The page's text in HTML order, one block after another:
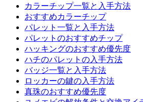
カラーチップ一覧と入手方法
おすすめカラーチップ
パレット一覧と入手方法
パレットのおすすめチップ
ハッキングのおすすめ優先度
ハチのパレットの入手方法
バッジ一覧と入手方法
ロッカーの鍵の入手方法
真珠のおすすめ優先度